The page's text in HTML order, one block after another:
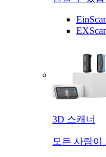
3D 스캐너
모든 사람